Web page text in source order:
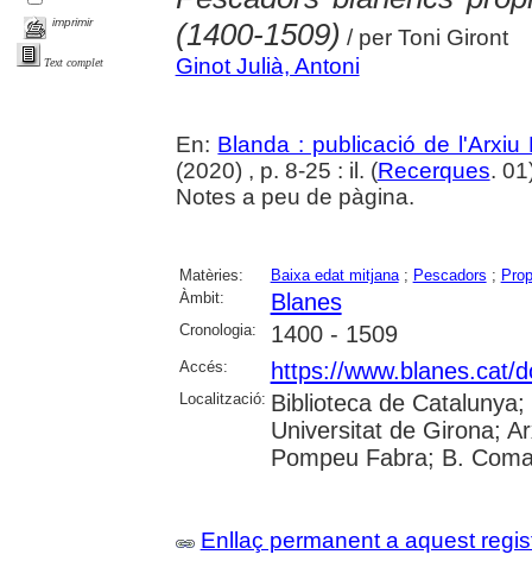
imprimir
Text complet
(1400-1509) / per Toni Giront
Ginot Julià, Antoni
En: Blanda : publicació de l'Arxiu
(2020) , p. 8-25 : il. (Recerques.
Notes a peu de pàgina.
Matèries: Baixa edat mitjana; Pescadors ;
Àmbit:
Blanes
Cronologia: 1400 - 1509
Accés: https://www.blanes.cat/
Localització: Biblioteca de
Universitat de Girona;
Pompeu Fabra; B.
Enllaç permanent a aquest